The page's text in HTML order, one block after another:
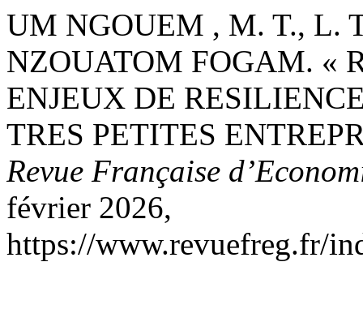
UM NGOUEM , M. T., L.
NZOUATOM FOGAM. «
ENJEUX DE
TRES PETITES
Revue Française
février 2026,
https://www.revuefreg.fr/